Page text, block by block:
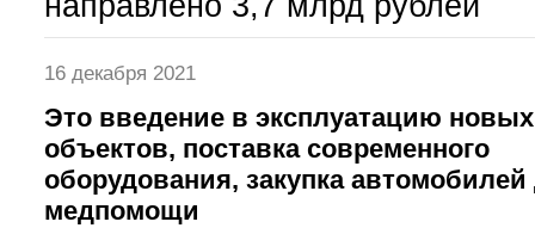
16 декабря 2021
Это введение в эксплуатацию новых
объектов, поставка современного
оборудования, закупка
медпомощи